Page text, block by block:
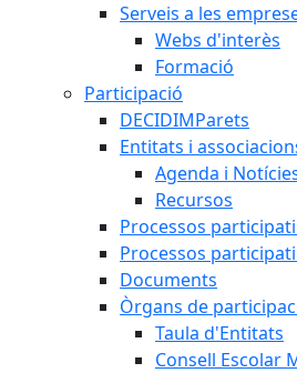
Serveis a les
Webs d'interès
Formació
Participació
DECIDIMParets
Entitats i
Agenda i
Recursos
Processos
Processos
Documents
Òrgans de
Taula d'Entitats
Consell Escolar